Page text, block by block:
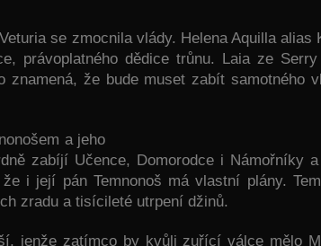
se zmocnila vlády. Helena Aquilla alias
právoplatného dědice trůnu. Laia ze
že bude muset zabít samotného
a jeho
zabíjí Učence, Domorodce i Námořníky
i její pán Temnonoš má vlastní plány.
zradu a tisícileté utrpení džinů.
jenže zatímco by kvůli zuřící válce mělo